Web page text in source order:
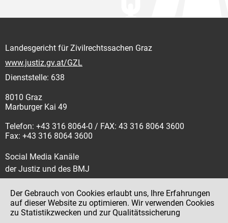
Landesgericht für Zivilrechtssachen Graz
www.justiz.gv.at/GZL
Dienststelle: 638
8010 Graz
Marburger Kai 49
Telefon: +43 316 8064-0 / FAX: 43 316 8064 3600
Fax: +43 316 8064 3600
Social Media Kanäle
der Justiz und des BMJ
Impressum
Der Gebrauch von Cookies erlaubt uns, Ihre Erfahrungen
auf dieser Website zu optimieren. Wir verwenden Cookies
zu Statistikzwecken und zur Qualitätssicherung